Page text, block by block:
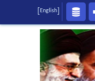
[English]